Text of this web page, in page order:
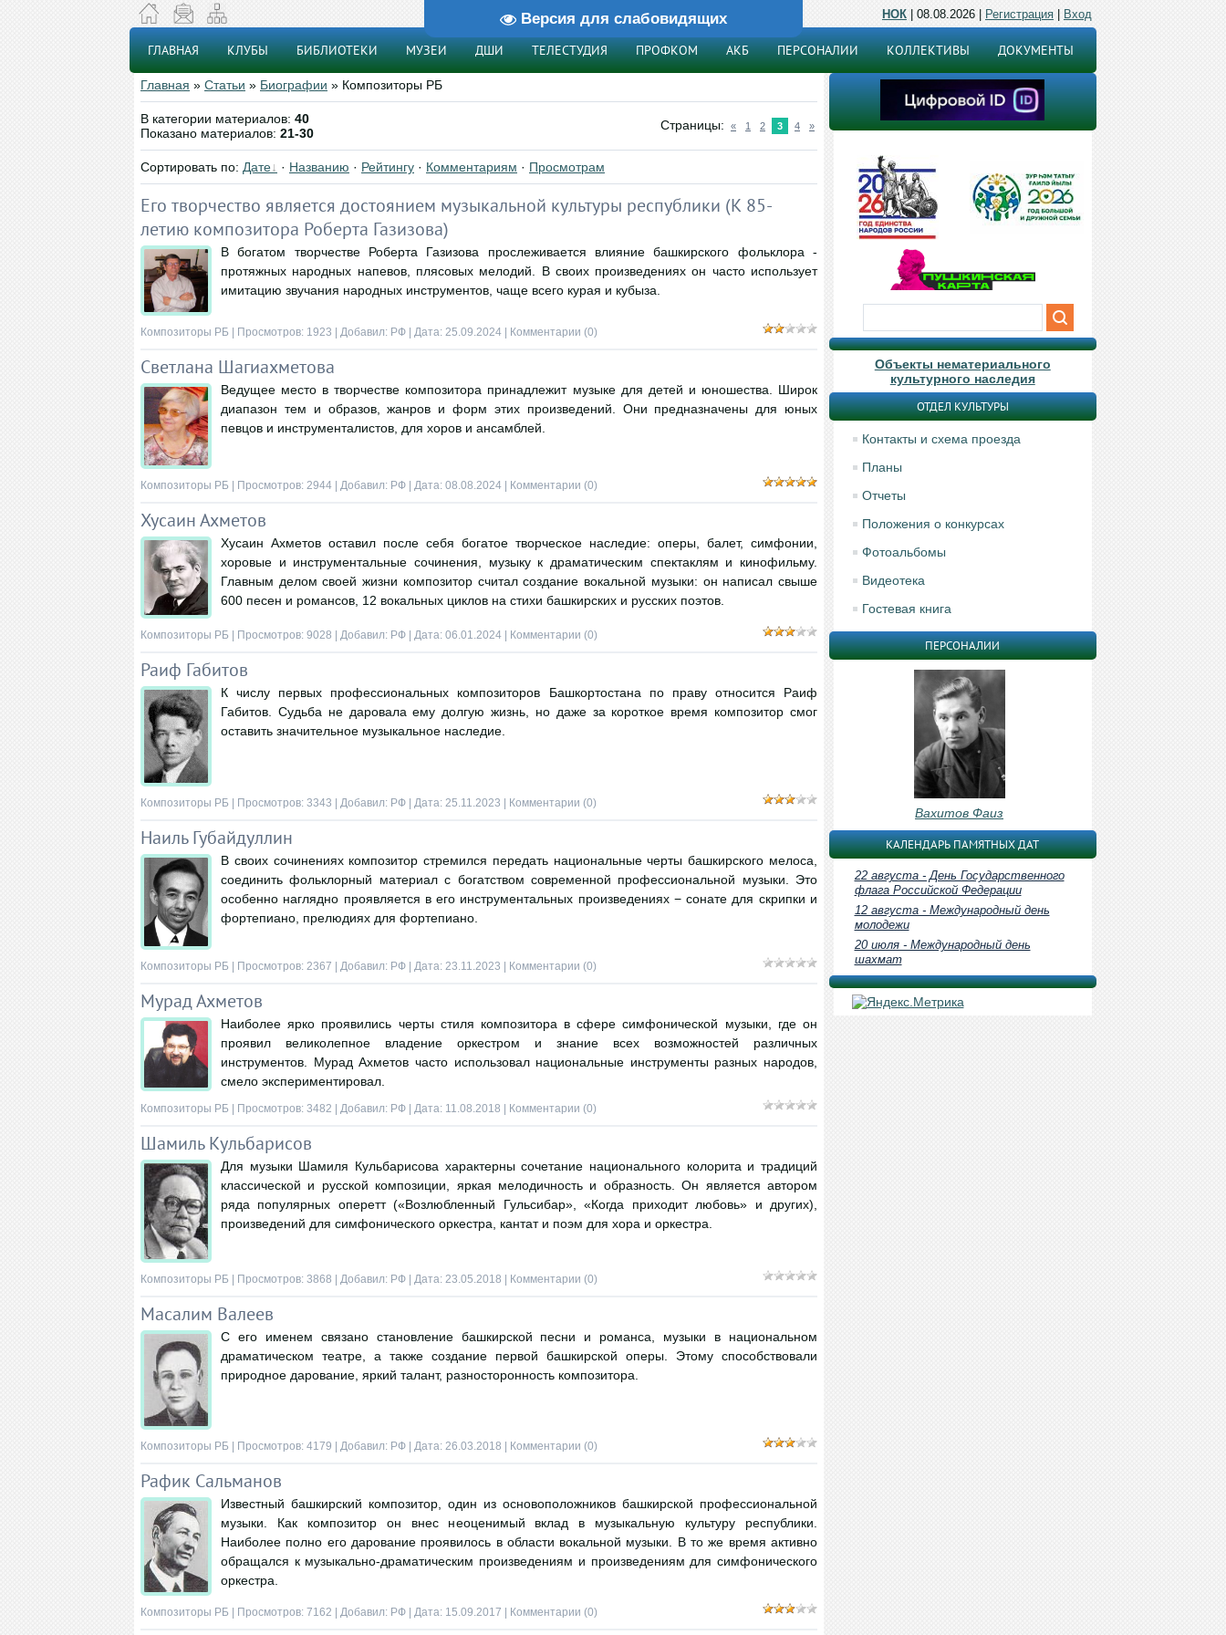
Версия для слабовидящих НОК | 08.08.2026 | Регистрация Вход
ГЛАВНАЯ КЛУБЫ БИБЛИОТЕКИ МУЗЕИ ДШИ ТЕЛЕСТУДИЯ ПРОФКОМ АКБ ПЕРСОНАЛИИ КОЛЛЕКТИВЫ ДОКУМЕНТЫ
Главная » Статьи » Биографии » Композиторы РБ
В категории материалов: 40
Показано материалов: 21-30
Страницы: « 1 2 3 4 »
Сортировать по: Дате · Названию · Рейтингу · Комментариям · Просмотрам
Его творчество является достоянием музыкальной культуры республики (К 85-
летию композитора Роберта Газизова)
В богатом творчестве Роберта Газизова прослеживается влияние башкирского фольклора ‑
протяжных народных напевов, плясовых мелодий. В своих произведениях он часто использует
имитацию звучания народных инструментов, чаще всего курая и кубыза.
Композиторы РБ | Просмотров: 1923 | Добавил: РФ | Дата: 25.09.2024 Комментарии (0)
Светлана Шагиахметова
Ведущее место в творчестве композитора принадлежит музыке для детей и юношества. Широк
диапазон тем и образов, жанров и форм этих произведений. Они предназначены для юных
певцов и инструменталистов, для хоров и ансамблей.
Композиторы РБ | Просмотров: 2944 | Добавил: РФ | Дата: 08.08.2024 Комментарии (0)
Хусаин Ахметов
Хусаин Ахметов оставил после себя богатое творческое наследие: оперы, балет, симфонии,
хоровые и инструментальные сочинения, музыку к драматическим спектаклям и кинофильму.
Главным делом своей жизни композитор считал создание вокальной музыки: он написал свыше
600 песен и романсов, 12 вокальных циклов на стихи башкирских и русских поэтов.
Композиторы РБ | Просмотров: 9028 | Добавил: РФ | Дата: 06.01.2024 Комментарии (0)
Раиф Габитов
К числу первых профессиональных композиторов Башкортостана по праву относится Раиф
Габитов. Судьба не даровала ему долгую жизнь, но даже за короткое время композитор смог
оставить значительное музыкальное наследие.
Композиторы РБ | Просмотров: 3343 | Добавил: РФ | Дата: 25.11.2023 Комментарии (0)
Наиль Губайдуллин
В своих сочинениях композитор стремился передать национальные черты башкирского мелоса,
соединить фольклорный материал с богатством современной профессиональной музыки. Это
особенно наглядно проявляется в его инструментальных произведениях − сонате для скрипки и
фортепиано, прелюдиях для фортепиано.
Композиторы РБ | Просмотров: 2367 | Добавил: РФ | Дата: 23.11.2023 Комментарии (0)
Мурад Ахметов
Наиболее ярко проявились черты стиля композитора в сфере симфонической музыки, где он
проявил великолепное владение оркестром и знание всех возможностей различных
инструментов. Мурад Ахметов часто использовал национальные инструменты разных народов,
смело экспериментировал.
Композиторы РБ | Просмотров: 3482 | Добавил: РФ | Дата: 11.08.2018 Комментарии (0)
Шамиль Кульбарисов
Для музыки Шамиля Кульбарисова характерны сочетание национального колорита и традиций
классической и русской композиции, яркая мелодичность и образность. Он является автором
ряда популярных оперетт («Возлюбленный Гульсибар», «Когда приходит любовь» и других),
произведений для симфонического оркестра, кантат и поэм для хора и оркестра.
Композиторы РБ | Просмотров: 3868 | Добавил: РФ | Дата: 23.05.2018 Комментарии (0)
Масалим Валеев
С его именем связано становление башкирской песни и романса, музыки в национальном
драматическом театре, а также создание первой башкирской оперы. Этому способствовали
природное дарование, яркий талант, разносторонность композитора.
Композиторы РБ | Просмотров: 4179 | Добавил: РФ | Дата: 26.03.2018 Комментарии (0)
Рафик Сальманов
Известный башкирский композитор, один из основоположников башкирской профессиональной
музыки. Как композитор он внес неоценимый вклад в музыкальную культуру республики.
Наиболее полно его дарование проявилось в области вокальной музыки. В то же время активно
обращался к музыкально-драматическим произведениям и произведениям для симфонического
оркестра.
Композиторы РБ | Просмотров: 7162 | Добавил: РФ | Дата: 15.09.2017 | Комментарии (0)
Объекты нематериального
культурного наследия
ОТДЕЛ КУЛЬТУРЫ
Контакты и схема проезда
Планы
Отчеты
Положения о конкурсах
Фотоальбомы
Видеотека
Гостевая книга
ПЕРСОНАЛИИ
Вахитов Фаиз
КАЛЕНДАРЬ ПАМЯТНЫХ ДАТ
22 августа - День Государственного
флага Российской Федерации
12 августа - Международный день
молодежи
20 июля - Международный день
шахмат